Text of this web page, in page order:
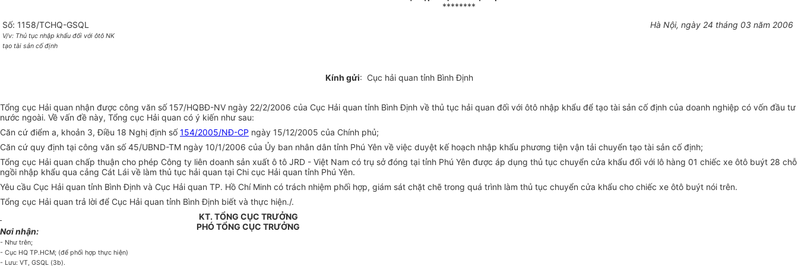
********
Số: 1158/TCHQ-GSQL
V/v: Thủ tục nhập khẩu đối với ôtô NK
tạo tài sản cố định
Hà Nội, ngày 24 tháng 03 năm 2006
Kính gửi: Cục hải quan tỉnh Bình Định
Tổng cục Hải quan nhận được công văn số 157/HQBĐ-NV ngày 22/2/2006 của Cục Hải quan tỉnh Bình Định về thủ tục hải quan đối với ôtô nhập khẩu để tạo tài sản cố định của doanh nghiệp có vốn đầu tư
nước ngoài. Về vấn đề này, Tổng cục Hải quan có ý kiến như sau:
Căn cứ điểm a, khoản 3, Điều 18 Nghị định số154/2005/NĐ-CP ngày 15/12/2005 của Chính phủ;
Căn cứ quy định tại công văn số 45/UBND-TM ngày 10/1/2006 của Ủy ban nhân dân tỉnh Phú Yên về việc duyệt kế hoạch nhập khẩu phương tiện vận tải chuyển tạo tài sản cố định;
Tổng cục Hải quan chấp thuận cho phép Công ty liên doanh sản xuất ô tô JRD - Việt Nam có trụ sở đóng tại tỉnh Phú Yên được áp dụng thủ tục chuyển cửa khẩu đối với lô hàng 01 chiếc xe ôtô buýt 28 chỗ
ngồi nhập khẩu qua cảng Cát Lái về làm thủ tục hải quan tại Chi cục Hải quan tỉnh Phú Yên.
Yêu cầu Cục Hải quan tỉnh Bình Định và Cục Hải quan TP. Hồ Chí Minh có trách nhiệm phối hợp, giám sát chặt chẽ trong quá trình làm thủ tục chuyển cửa khẩu cho chiếc xe ôtô buýt nói trên.
Tổng cục Hải quan trả lời để Cục Hải quan tỉnh Bình Định biết và thực hiện./.
Nơi nhận:
- Như trên;
- Cục HQ TP.HCM; (để phối hợp thực hiện)
- Lưu: VT, GSQL (3b).
KT. TỔNG CỤC TRƯỞNG
PHÓ TỔNG CỤC TRƯỞNG